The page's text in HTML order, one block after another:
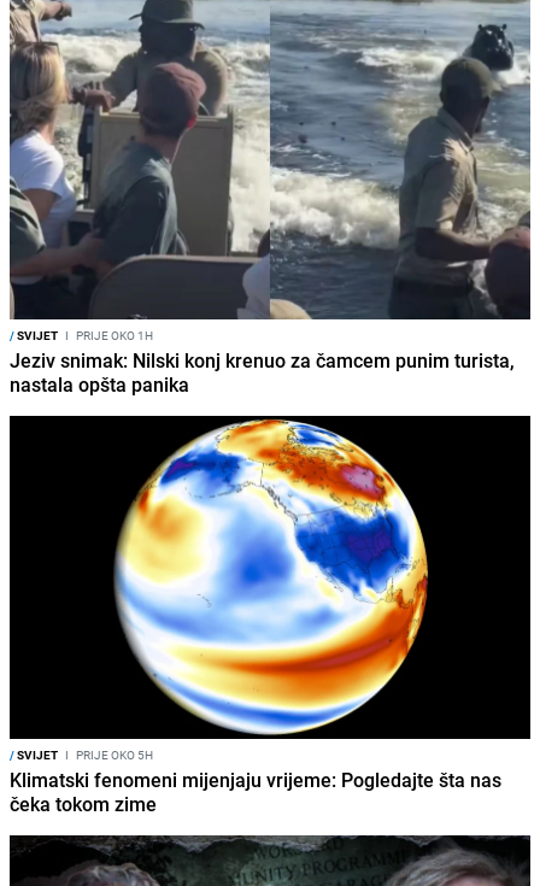
/SVIJET I PRIJE OKO 1H
Jeziv snimak: Nilski konj krenuo za čamcem punim turista,
nastala opšta panika
/SVIJET I PRIJE OKO 5H
Klimatski fenomeni mijenjaju vrijeme: Pogledajte šta nas
čeka tokom zime